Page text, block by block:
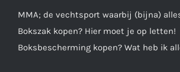
MMA; de vechtsport waarbij (bijna)
Bokszak kopen? Hier moet je op letten!
Boksbescherming kopen? Wat heb ik